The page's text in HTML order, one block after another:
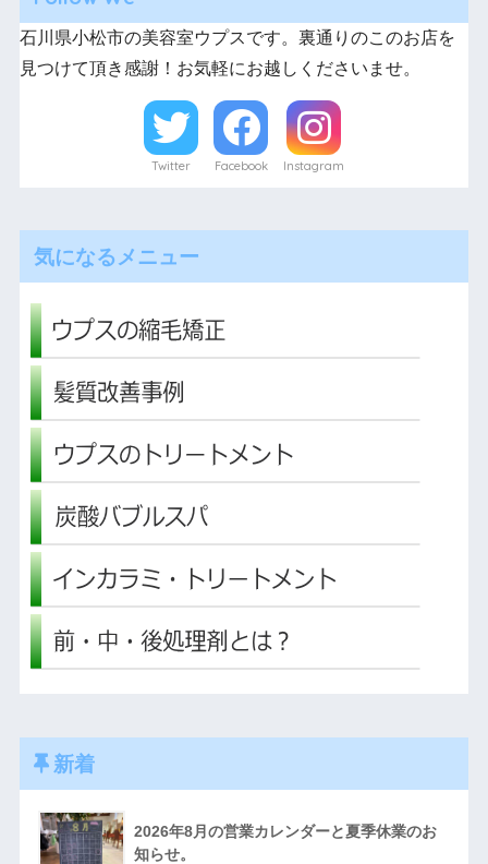
石川県小松市の美容室ウプスです。裏通りのこのお店を
見つけて頂き感謝！お気軽にお越しくださいませ。
Twitter Facebook Instagram
気になるメニュー
新着
2026年8月の営業カレンダーと夏季休業のお
知らせ。